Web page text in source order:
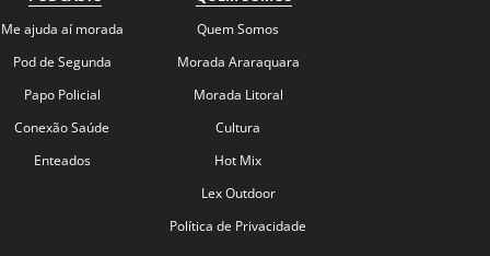
Me ajuda aí morada
Pod de Segunda
Papo Policial
Conexão Saúde
Enteados
Quem Somos
Morada Araraquara
Morada Litoral
Cultura
Hot Mix
Lex Outdoor
Política de Privacidade